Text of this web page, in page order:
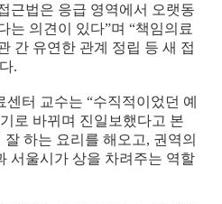
근법은 응급 영역에서 오랫동
는 의견이 있다”며 “책임의료
간 유연한 관계 정립 등 새 접
.
터 교수는 “수직적이었던 예
로 바뀌며 진일보했다고 본
하는 요리를 해오고, 권역의
서울시가 상을 차려주는 역할